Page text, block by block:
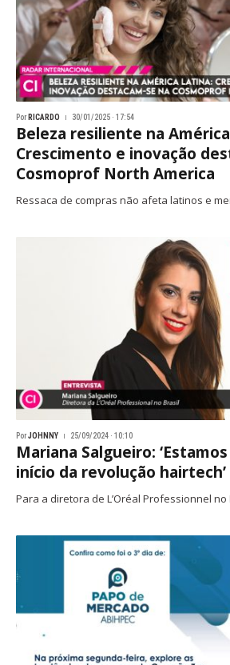
Por RICARDO 30/01/2025 · 17:54
Beleza resiliente na
Crescimento e inovação
Cosmoprof North America
Ressaca de compras não afeta latinos e
PorJOHNNY 25/09/2024 · 10:10
Mariana Salgueiro:
início da revolução hairtech’
Para a diretora de L’Oréal Professionnel